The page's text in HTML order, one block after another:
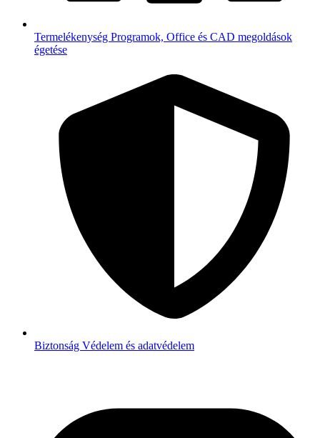
Termelékenység Programok, Office és CAD megoldások
égetése
Biztonság Védelem és adatvédelem